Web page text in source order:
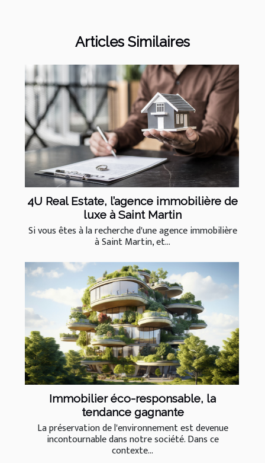
Articles Similaires
4U Real Estate, l’agence immobilière de
luxe à Saint Martin
Si vous êtes à la recherche d'une agence immobilière
à Saint Martin, et...
Immobilier éco-responsable, la
tendance gagnante
La préservation de l'environnement est devenue
incontournable dans notre société. Dans ce
contexte...